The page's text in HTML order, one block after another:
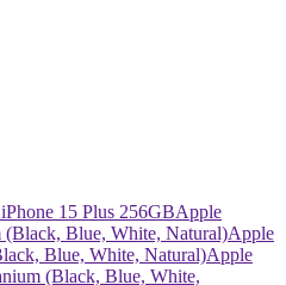
15 Plus 256GBApple
Blue, White, Natural)Apple
Blue, White, Natural)Apple
(Black, Blue, White,